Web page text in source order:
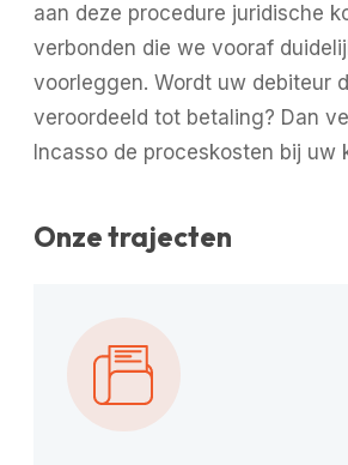
aan deze procedure juridische
verbonden die we vooraf
voorleggen. Wordt uw debiteur
veroordeeld tot betaling? Dan
Incasso de proceskosten bij uw
Onze trajecten